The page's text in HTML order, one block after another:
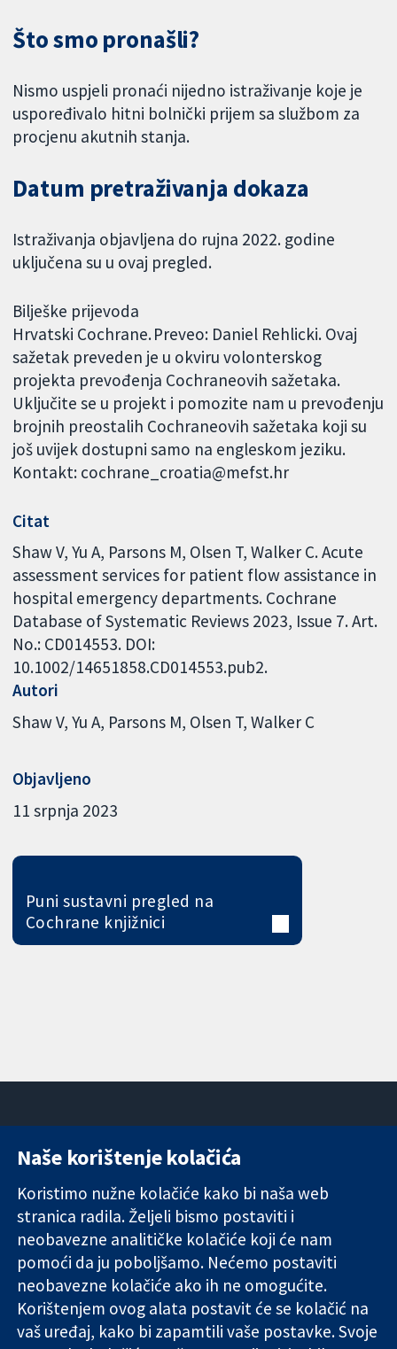
Što smo pronašli?
Nismo uspjeli pronaći nijedno istraživanje koje je
uspoređivalo hitni bolnički prijem sa službom za
procjenu akutnih stanja.
Datum pretraživanja dokaza
Istraživanja objavljena do rujna 2022. godine
uključena su u ovaj pregled.
Bilješke prijevoda
Hrvatski Cochrane. Preveo: Daniel Rehlicki. Ovaj
sažetak preveden je u okviru volonterskog
projekta prevođenja Cochraneovih sažetaka.
Uključite se u projekt i pomozite nam u prevođenju
brojnih preostalih Cochraneovih sažetaka koji su
još uvijek dostupni samo na engleskom jeziku.
Kontakt: cochrane_croatia@mefst.hr
Citat
Shaw V, Yu A, Parsons M, Olsen T, Walker C. Acute
assessment services for patient flow assistance in
hospital emergency departments. Cochrane
Database of Systematic Reviews 2023, Issue 7. Art.
No.: CD014553. DOI:
10.1002/14651858.CD014553.pub2.
Autori
Shaw V Yu A Parsons M Olsen T Walker C
Objavljeno
11 srpnja 2023
Puni sustavni pregled na
Cochrane knjižnici
Pouzdani dokazi.
Utemeljeni
dokazi.
Bolje zdravlje.
11-13 Cavendish
London
W1G 0AN
Ujedinjeno
Kraljevstvo
Novosti
medije
O nama
Poslovi
Cochrane
Library
Naše korištenje kolačića
Koristimo nužne kolačiće kako bi naša web
stranica radila. Željeli bismo postaviti i
neobavezne analitičke kolačiće koji će nam
pomoći da ju poboljšamo. Nećemo postaviti
neobavezne kolačiće ako ih ne omogućite.
Korištenjem ovog alata postavit će se kolačić na
vaš uređaj, kako bi zapamtili vaše postavke. Svoje